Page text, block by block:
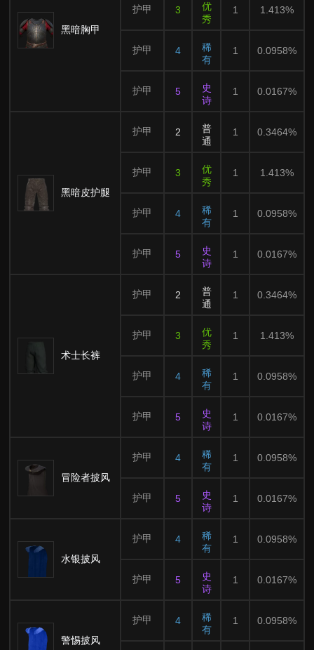
黑暗胸甲
护甲 3
优
秀
1 1.413%
护甲 4
稀
有
1 0.0958%
护甲 5
史
诗
1 0.0167%
黑暗皮护腿
护甲 2
普
通
1 0.3464%
护甲 3
优
秀
1 1.413%
护甲 4
稀
有
1 0.0958%
护甲 5
史
诗
1 0.0167%
术士长裤
护甲 2
普
通
1 0.3464%
护甲 3
优
秀
1 1.413%
护甲 4
稀
有
1 0.0958%
护甲 5
史
诗
1 0.0167%
冒险者披风
护甲 4
稀
有
1 0.0958%
护甲 5
史
诗
1 0.0167%
水银披风
护甲 4
稀
有
1 0.0958%
护甲 5
史
诗
1 0.0167%
警惕披风
护甲 4
稀
有
1 0.0958%